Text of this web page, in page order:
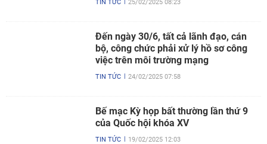
TIN TỨC 25/02/2025 08:23
Đến ngày 30/6, tất cả lãnh đạo, cán
bộ, công chức phải xử lý hồ sơ công
việc trên môi trường mạng
TIN TỨC 24/02/2025 07:58
Bế mạc Kỳ họp bất thường lần thứ 9
của Quốc hội khóa XV
TIN TỨC 19/02/2025 12:03